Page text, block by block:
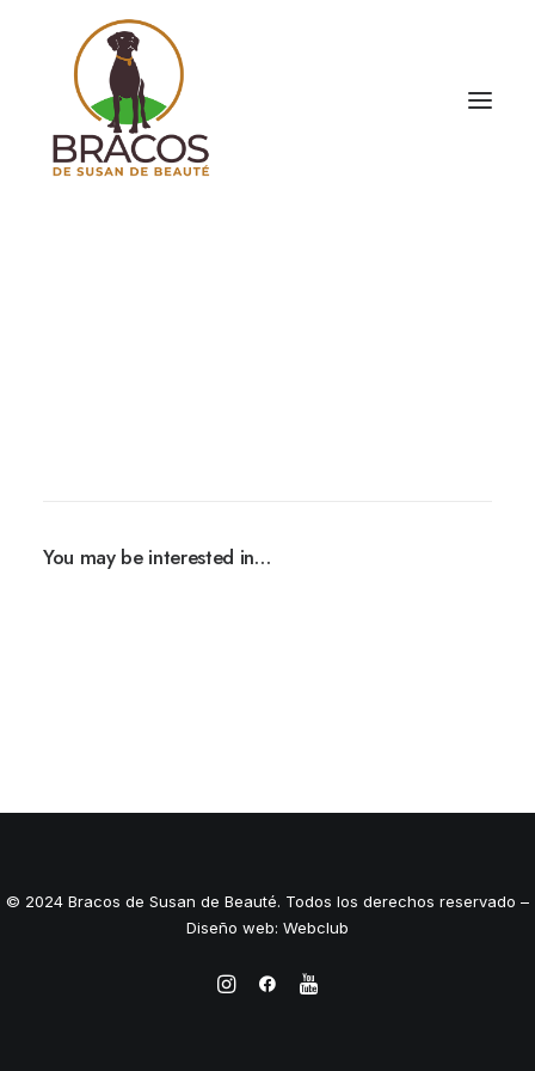
You may be interested in…
© 2024 Bracos de Susan de Beauté. Todos los derechos reservado –
Diseño web: Webclub